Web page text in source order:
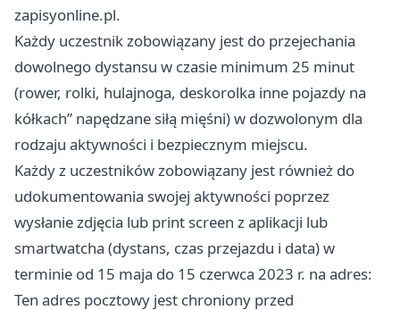
zapisyonline.pl.
Każdy uczestnik zobowiązany jest do przejechania
dowolnego dystansu w czasie minimum 25 minut
(rower, rolki, hulajnoga, deskorolka inne pojazdy na
kółkach” napędzane siłą mięśni) w dozwolonym dla
rodzaju aktywności i bezpiecznym miejscu.
Każdy z uczestników zobowiązany jest również do
udokumentowania swojej aktywności poprzez
wysłanie zdjęcia lub print screen z aplikacji lub
smartwatcha (dystans, czas przejazdu i data) w
terminie od 15 maja do 15 czerwca 2023 r. na adres:
Ten adres pocztowy jest chroniony przed